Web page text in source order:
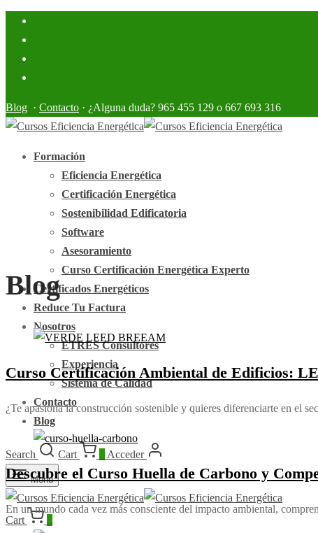
Blog · Contacto · ¿Alguna duda? 965 455 129 o 667 693 316
Formación
Eficiencia Energética
Certificación Energética
Sostenibilidad Edificatoria
Software
Asesoramiento
Curso Certificación Energética Experto
Certificados Energéticos
Reduce Tu Factura
Nosotros
ETRES Consultores
Experiencia
Sistema de Calidad
Contacto
Blog
Search Cart Acceder
Menu
Cart
Blog
Curso Certificación Ambiental de Edificios:
¿Te apasiona la construcción sostenible y quieres diferenciarte en el
Descubre el Curso Huella de Carbono y
En un mundo cada vez más consciente del impacto ambiental,